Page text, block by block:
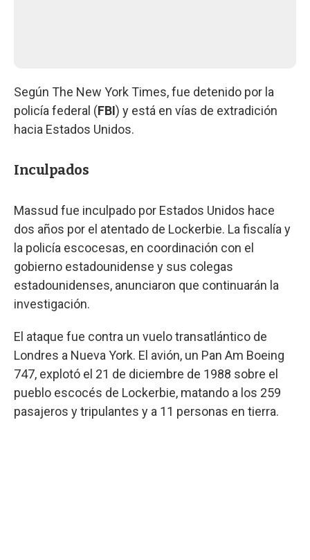
Según The New York Times, fue detenido por la
policía federal (FBI) y está en vías de extradición
hacia Estados Unidos.
Inculpados
Massud fue inculpado por Estados Unidos hace
dos años por el atentado de Lockerbie. La fiscalía y
la policía escocesas, en coordinación con el
gobierno estadounidense y sus colegas
estadounidenses, anunciaron que continuarán la
investigación.
El ataque fue contra un vuelo transatlántico de
Londres a Nueva York. El avión, un Pan Am Boeing
747, explotó el 21 de diciembre de 1988 sobre el
pueblo escocés de Lockerbie, matando a los 259
pasajeros y tripulantes y a 11 personas en tierra.